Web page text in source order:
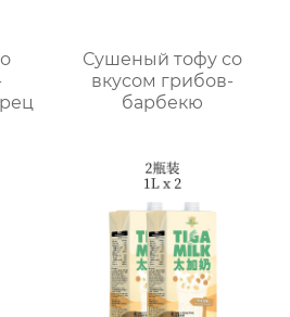
Сушеный тофу со
вкусом грибов-
барбекю